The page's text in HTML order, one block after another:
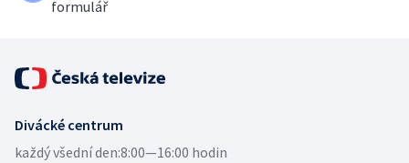
formulář
Divácké centrum
každý všední den:8:00—16:00 hodin